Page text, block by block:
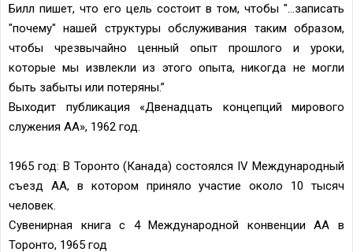
Билл пишет, что его цель состоит в том, чтобы "...записать
"почему" нашей структуры обслуживания таким образом,
чтобы чрезвычайно ценный опыт прошлого и уроки,
которые мы извлекли из этого опыта, никогда не могли
быть забыты или потеряны.”
Выходит публикация «Двенадцать концепций мирового
служения АА», 1962 год.
1965 год: В Торонто (Канада) состоялся IV Международный
съезд АА, в котором приняло участие около 10 тысяч
человек.
Сувенирная книга с 4 Международной конвенции АА в
Торонто, 1965 год